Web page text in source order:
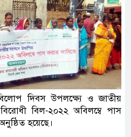
বিলোপ দিবস উপলক্ষ্যে ও জাতীয়
বিরোধী বিল-২০২২ অবিলম্বে পাস
হয়েছে।